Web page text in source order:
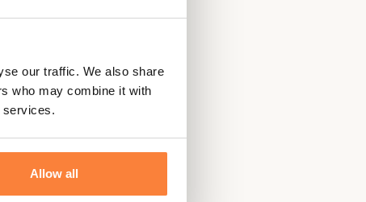
our traffic. We also share
who may combine it with
services.
Allow all